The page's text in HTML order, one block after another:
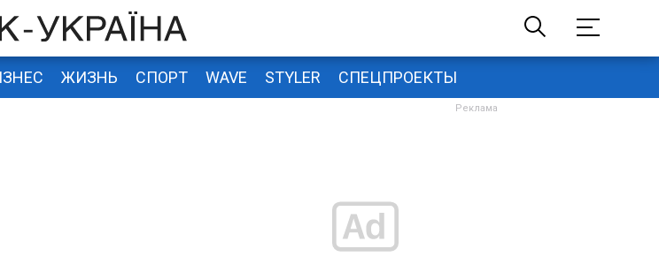
ЖИЗНЬ СПОРТ WAVE STYLER СПЕЦПРОЕКТЫ